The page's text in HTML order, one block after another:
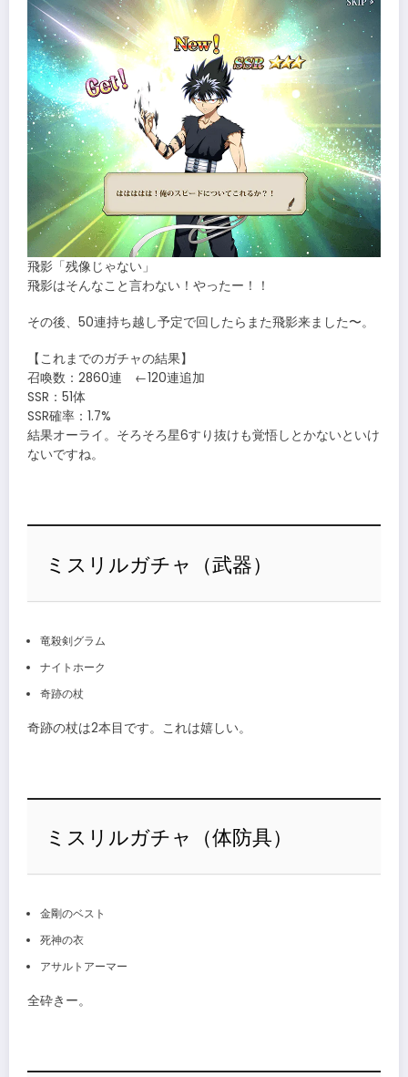
飛影「残像じゃない」
飛影はそんなこと言わない！やったー！！
その後、50連持ち越し予定で回したらまた飛影来ました〜。
【これまでのガチャの結果】
召喚数：2860連 ←120連追加
SSR：51体
SSR確率：1.7%
結果オーライ。そろそろ星6すり抜けも覚悟しとかないといけ
ないですね。
ミスリルガチャ（武器）
竜殺剣グラム
ナイトホーク
奇跡の杖
奇跡の杖は2本目です。これは嬉しい。
ミスリルガチャ（体防具）
金剛のベスト
死神の衣
アサルトアーマー
全砕きー。